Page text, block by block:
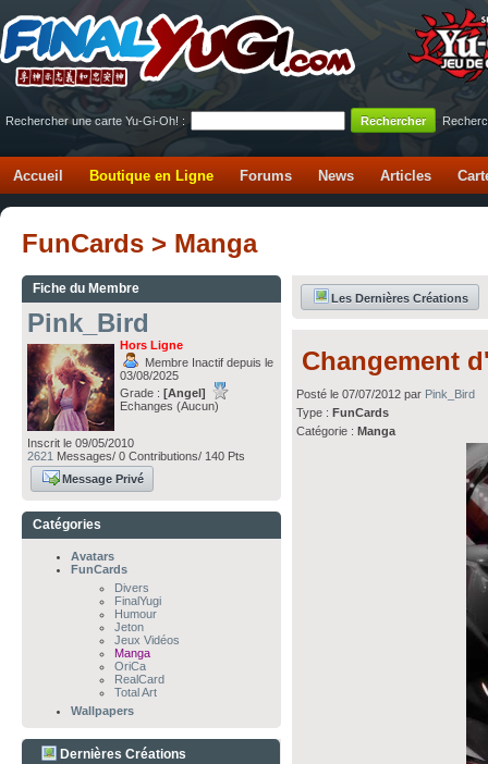
Rechercher une carte Yu-Gi-Oh! :
Accueil Boutique en Ligne Forums News Articles
FunCards > Manga
Fiche du Membre
Pink_Bird
Hors Ligne
Membre Inactif depuis le
03/08/2025
Grade : [Angel]
Echanges (Aucun)
Inscrit le 09/05/2010
2621 Messages/ 0 Contributions/ 140 Pts
Message Privé
Catégories
Avatars
FunCards
Divers
FinalYugi
Humour
Jeton
Jeux Vidéos
Manga
OriCa
RealCard
Total Art
Wallpapers
Dernières Créations
Les Dernières Créations
Changement
Posté le 07/07/2012 par Pink_Bird
Type :FunCards
Catégorie :Manga